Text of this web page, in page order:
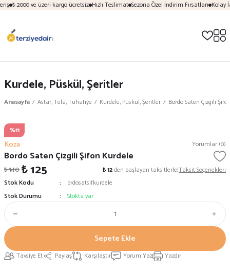
₺ 2000 ve üzeri kargo ücretsiz Hızlı Teslimat Sezona Özel İndirim Fırsatları Kolay
Kurdele, Püskül, Şeritler
Anasayfa Astar, Tela, Tuhafiye Kurdele, Püskül, Şeritler Bordo Saten Çizgili
%11
Koza Yorumlar (0)
Bordo Saten Çizgili Şifon Kurdele
₺ 140₺ 125 ₺ 12den başlayan taksitlerle!Taksit Seçenekleri
Stok Kodu
brdosatsifkurdele
Stok Durumu
Stokta var
Sepete Ekle
Tavsiye Et Paylaş Karşılaştır Yorum Yaz Yazdır